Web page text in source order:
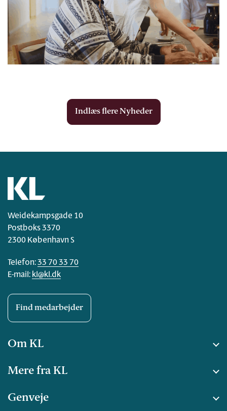
Indlæs flere Nyheder
Weidekampsgade 10
Postboks 3370
2300 København S
Telefon:33 70 33 70
E-mail: kl@kl.dk
Find medarbejder
Om KL
Mere fra KL
Genveje